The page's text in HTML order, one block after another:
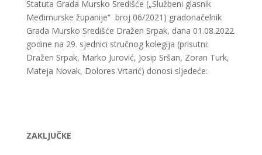
Statuta Grada Mursko Središće („Službeni glasnik
Međimurske županije“ broj 06/2021) gradonačelnik
Grada Mursko Središće Dražen Srpak, dana 01.08.2022.
godine na 29. sjednici stručnog kolegija (prisutni:
Dražen Srpak, Marko Jurović, Josip Sršan, Zoran Turk,
Mateja Novak, Dolores Vrtarić) donosi sljedeće:
ZAKLJUČKE